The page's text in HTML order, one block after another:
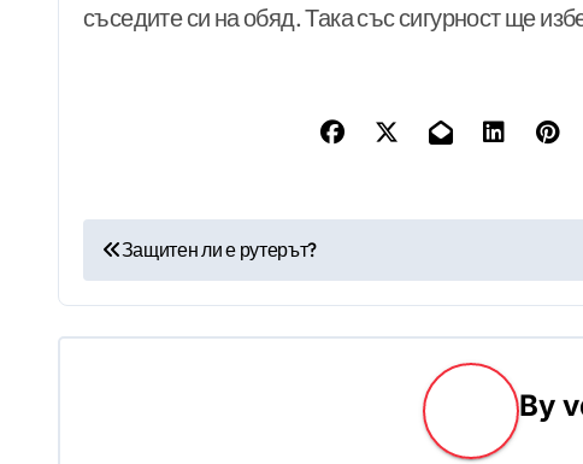
съседите си на обяд. Така със сигурност ще
Н
а
в
Защитен ли е рутерът?
By